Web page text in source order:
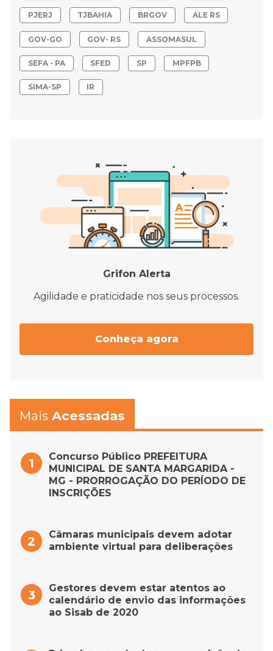
PJERJ TJBAHIA BRGOV ALE RS
GOV-GO GOV- RS ASSOMASUL
SEFA - PA SFED SP MPFPB
SIMA-SP IR
Grifon Alerta
Agilidade e praticidade nos seus processos.
Conheça agora
Mais Acessadas
Concurso Público PREFEITURA
MUNICIPAL DE SANTA MARGARIDA -
MG - PRORROGAÇÃO DO PERÍODO DE
INSCRIÇÕES
Câmaras municipais devem adotar
ambiente virtual para deliberações
Gestores devem estar atentos ao
calendário de envio das informações
ao Sisab de 2020